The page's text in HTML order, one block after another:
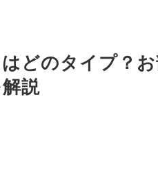
どのタイプ？
説